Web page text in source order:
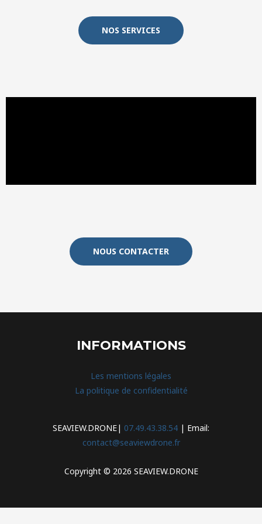
NOS SERVICES
NOUS CONTACTER
INFORMATIONS
Les mentions légales
La politique de confidentialité
SEAVIEW.DRONE| 07.49.43.38.54 | Email:
contact@seaviewdrone.fr
Copyright © 2026 SEAVIEW.DRONE